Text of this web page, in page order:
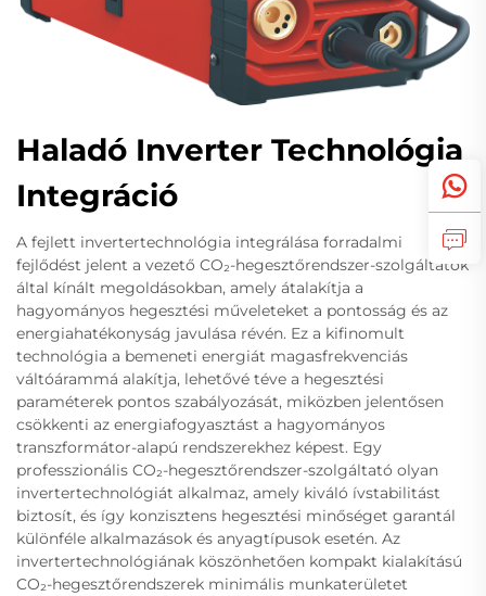
Haladó Inverter Technológia
Integráció
A fejlett invertertechnológia integrálása forradalmi
fejlődést jelent a vezető CO₂-hegesztőrendszer-szolgáltatók
által kínált megoldásokban, amely átalakítja a
hagyományos hegesztési műveleteket a pontosság és az
energiahatékonyság javulása révén. Ez a kifinomult
technológia a bemeneti energiát magasfrekvenciás
váltóárammá alakítja, lehetővé téve a hegesztési
paraméterek pontos szabályozását, miközben jelentősen
csökkenti az energiafogyasztást a hagyományos
transzformátor-alapú rendszerekhez képest. Egy
professzionális CO₂-hegesztőrendszer-szolgáltató olyan
invertertechnológiát alkalmaz, amely kiváló ívstabilitást
biztosít, és így konzisztens hegesztési minőséget garantál
különféle alkalmazások és anyagtípusok esetén. Az
invertertechnológiának köszönhetően kompakt kialakítású
CO₂-hegesztőrendszerek minimális munkaterületet